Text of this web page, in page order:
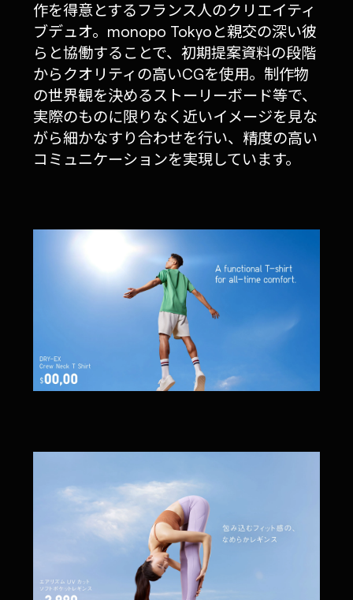
作を得意とするフランス人のクリエイティ
ブデュオ。monopo Tokyoと親交の深い彼
らと協働することで、初期提案資料の段階
からクオリティの高いCGを使用。制作物
の世界観を決めるストーリーボード等で、
実際のものに限りなく近いイメージを見な
がら細かなすり合わせを行い、精度の高い
コミュニケーションを実現しています。